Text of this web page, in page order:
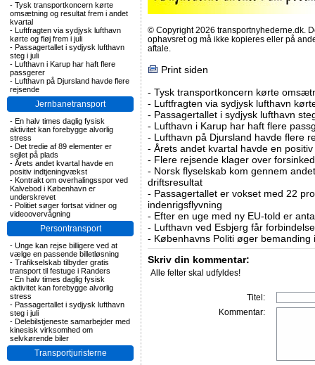
- Tysk transportkoncern kørte
omsætning og resultat frem i andet
kvartal
- Luftfragten via sydjysk lufthavn
kørte og fløj frem i juli
- Passagertallet i sydjysk lufthavn
steg i juli
- Lufthavn i Karup har haft flere
passgerer
- Lufthavn på Djursland havde flere
rejsende
Jernbanetransport
- En halv times daglig fysisk
aktivitet kan forebygge alvorlig
stress
- Det tredie af 89 elementer er
sejlet på plads
- Årets andet kvartal havde en
positiv indtjeningvækst
- Kontrakt om overhalingsspor ved
Kalvebod i København er
underskrevet
- Politiet søger fortsat vidner og
videoovervågning
Persontransport
- Unge kan rejse billigere ved at
vælge en passende billetløsning
- Trafikselskab tilbyder gratis
transport til festuge i Randers
- En halv times daglig fysisk
aktivitet kan forebygge alvorlig
stress
- Passagertallet i sydjysk lufthavn
steg i juli
- Delebilstjeneste samarbejder med
kinesisk virksomhed om
selvkørende biler
Transportjuristerne
© Copyright 2026 transportnyhederne.dk.
ophavsret og må ikke kopieres eller på
aftale.
Print siden
- Tysk transportkoncern kørte
- Luftfragten via sydjysk lufthavn
- Passagertallet i sydjysk lufthavn
- Lufthavn i Karup har haft flere
- Lufthavn på Djursland havde flere
- Årets andet kvartal havde en
- Flere rejsende klager over
- Norsk flyselskab kom gennem
driftsresultat
- Passagertallet er vokset med 22
indenrigsflyvning
- Efter en uge med ny EU-told er
- Lufthavn ved Esbjerg får
- Københavns Politi øger bemanding
Skriv din kommentar:
Alle felter skal udfyldes!
Titel:
Kommentar: